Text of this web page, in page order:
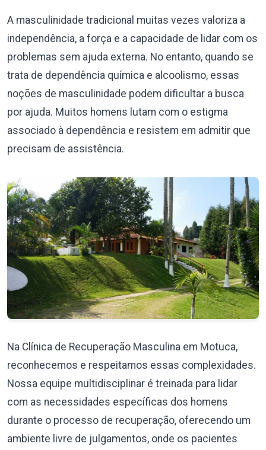
A masculinidade tradicional muitas vezes valoriza a
independência, a força e a capacidade de lidar com os
problemas sem ajuda externa. No entanto, quando se
trata de dependência química e alcoolismo, essas
noções de masculinidade podem dificultar a busca
por ajuda. Muitos homens lutam com o estigma
associado à dependência e resistem em admitir que
precisam de assistência.
Na Clínica de Recuperação Masculina em Motuca,
reconhecemos e respeitamos essas complexidades.
Nossa equipe multidisciplinar é treinada para lidar
com as necessidades específicas dos homens
durante o processo de recuperação, oferecendo um
ambiente livre de julgamentos, onde os pacientes